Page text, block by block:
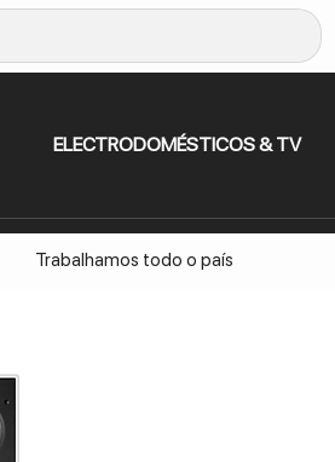
ELECTRODOMÉSTICOS & TV
Trabalhamos todo o país